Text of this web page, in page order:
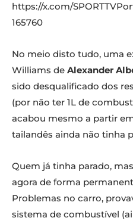
https://x.com/
165760
No meio disto tudo, uma
Williams de Alexander
sido desqualificado dos
(por não ter 1L de
acabou mesmo a partir
tailandês ainda não tinha
Quem já tinha parado,
agora de forma
Problemas no carro,
sistema de combustível